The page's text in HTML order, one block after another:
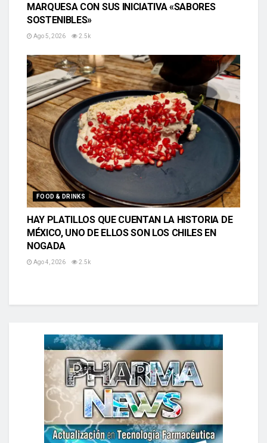
MARQUESA CON SUS INICIATIVA «SABORES
SOSTENIBLES»
Ago 5, 2026 2.5k
FOOD & DRINKS
HAY PLATILLOS QUE CUENTAN LA HISTORIA DE
MÉXICO, UNO DE ELLOS SON LOS CHILES EN
NOGADA
Ago 4, 2026 2.5k